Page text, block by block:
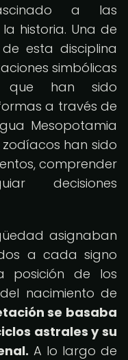
a las
historia. Una de
esta disciplina
simbólicas
que han sido
a través de
Mesopotamia
han sido
comprender
decisiones
asignaban
a cada signo
posición de los
nacimiento de
se basaba
astrales y su
A lo largo de